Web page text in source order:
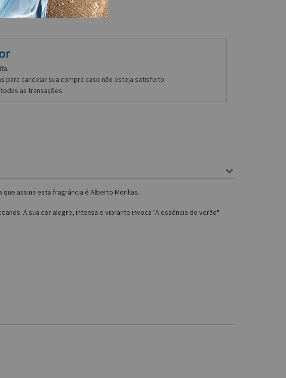
para cancelar sua compra caso não esteja satisfeito.
as transações.
que assina esta fragrância é Alberto Morillas.
A sua cor alegre, intensa e vibrante invoca "A essência do verão".